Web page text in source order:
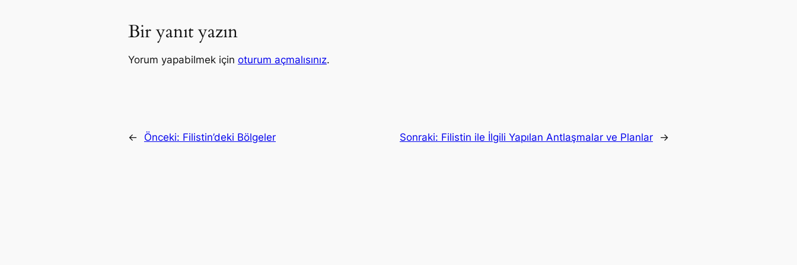
Bir yanıt yazın
Yorum yapabilmek için oturum açmalısınız.
← Önceki: Filistin’deki Bölgeler Sonraki: Filistin ile İlgili Yapılan Antlaşmalar ve Planlar →